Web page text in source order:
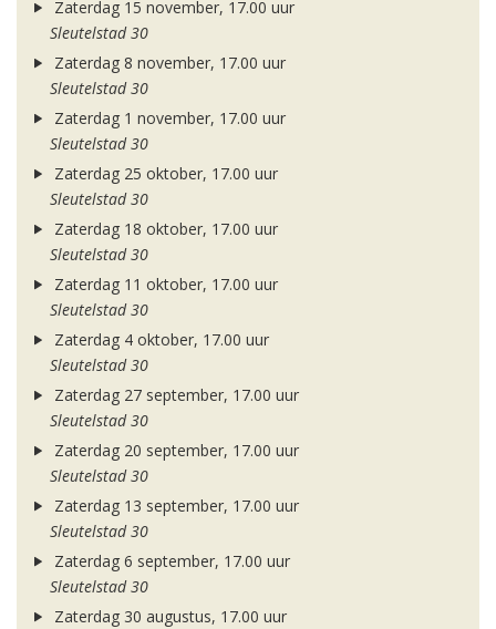
Zaterdag 15 november, 17.00 uur
Sleutelstad 30
Zaterdag 8 november, 17.00 uur
Sleutelstad 30
Zaterdag 1 november, 17.00 uur
Sleutelstad 30
Zaterdag 25 oktober, 17.00 uur
Sleutelstad 30
Zaterdag 18 oktober, 17.00 uur
Sleutelstad 30
Zaterdag 11 oktober, 17.00 uur
Sleutelstad 30
Zaterdag 4 oktober, 17.00 uur
Sleutelstad 30
Zaterdag 27 september, 17.00 uur
Sleutelstad 30
Zaterdag 20 september, 17.00 uur
Sleutelstad 30
Zaterdag 13 september, 17.00 uur
Sleutelstad 30
Zaterdag 6 september, 17.00 uur
Sleutelstad 30
Zaterdag 30 augustus, 17.00 uur